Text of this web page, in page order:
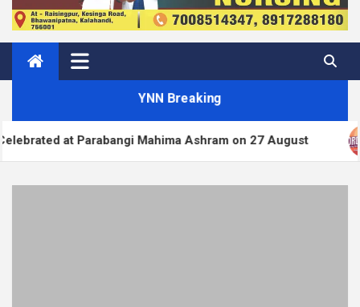
YNN Breaking
Mahima Ashram on 27 August WordPress.org